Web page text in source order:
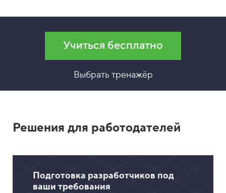
Учиться бесплатно
Выбрать тренажёр
Решения для работодателей
Подготовка разработчиков под
ваши требования